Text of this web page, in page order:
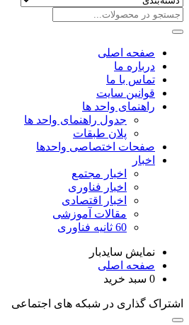
صفحه اصلی
درباره ما
تماس با ما
قوانین سایت
راهنمای واحد ها
جدول راهنمای واحد ها
پلان طبقات
صفحات اختصاصی واحدها
اخبار
اخبار مجتمع
اخبار فناوری
اخبار اقتصادی
مقالات آموزشی
60 ثانیه فناوری
نمایش سایدبار
صفحه اصلی
0
سبد خرید
گذاری در شبکه های اجتماعی